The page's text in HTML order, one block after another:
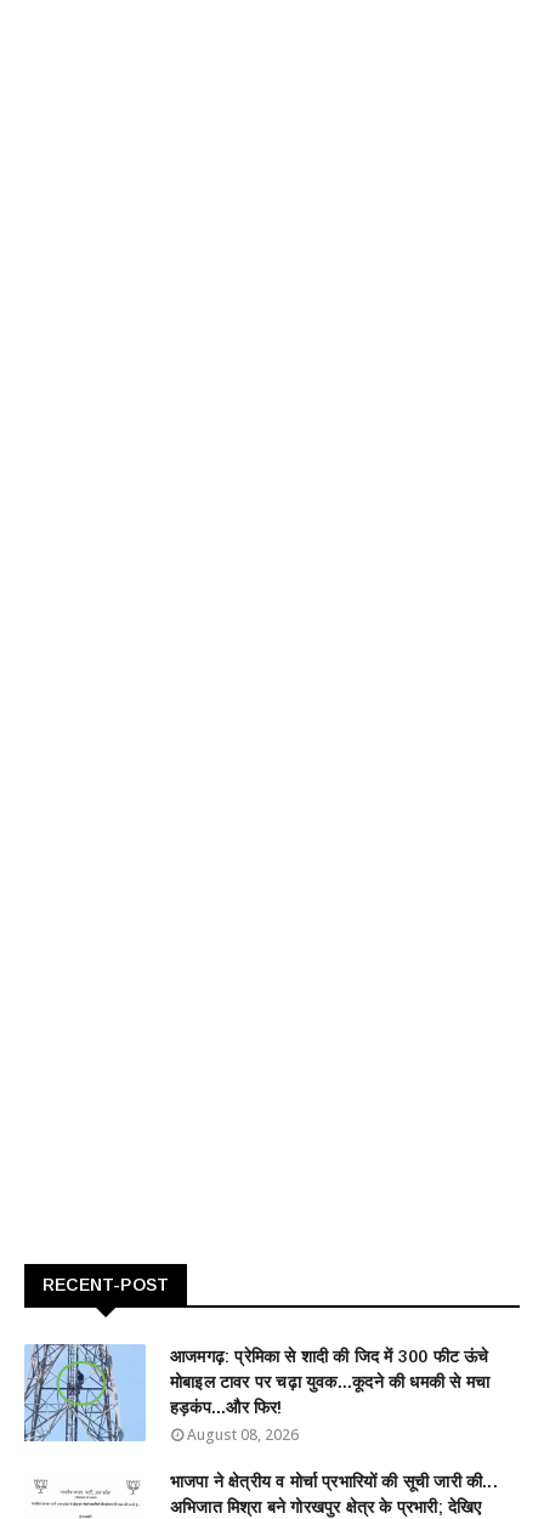
RECENT-POST
आजमगढ़: प्रेमिका से शादी की जिद में 300 फीट ऊंचे
मोबाइल टावर पर चढ़ा युवक...कूदने की धमकी से मचा
हड़कंप...और फिर!
August 08, 2026
भाजपा ने क्षेत्रीय व मोर्चा प्रभारियों की सूची जारी की...
अभिजात मिश्रा बने गोरखपुर क्षेत्र के प्रभारी; देखिए